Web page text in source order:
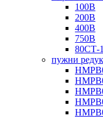
100В
200В
400В
750В
80СТ-
пужни